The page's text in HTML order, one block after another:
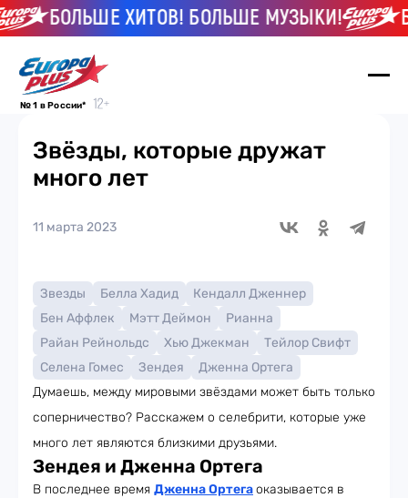
БОЛЬШЕ ХИТОВ! БОЛЬШЕ МУЗЫКИ!
№ 1 в России*
Звёзды, которые дружат
много лет
11 марта 2023
Звезды Белла Хадид
Кендалл Дженнер
Бен Аффлек
Мэтт Деймон
Рианна
Райан Рейнольдс
Хью Джекман
Тейлор Свифт
Селена Гомес
Зендея
Дженна Ортега
Думаешь, между мировыми звёздами может быть только
соперничество? Расскажем о селебрити, которые уже
много лет являются близкими друзьями.
Зендея и Дженна Ортега
В последнее время Дженна Ортегаоказывается в